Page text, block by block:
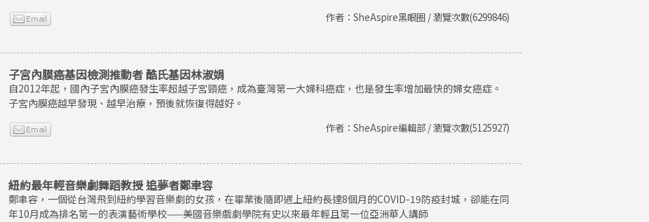
作者：SheAspire黑眼圈 / 瀏覽次數(6299846)
子宮內膜癌基因檢測推動者 酷氏基因林淑娟
自2012年起，國內子宮內膜癌發生率超越子宮頸癌，成為臺灣第一大婦科癌症，也是發生率增加最快的婦女癌症。
子宮內膜癌越早發現、越早治療，預後就恢復得越好。
作者：SheAspire編輯部 / 瀏覽次數(5125927)
紐約最年輕音樂劇舞蹈教授 追夢者鄭聿容
鄭聿容，一個從台灣飛到紐約學習音樂劇的女孩，在畢業後隨即遇上紐約長達8個月的COVID-19防疫封城，卻能在同
年10月成為排名第一的表演藝術學校——美國音樂戲劇學院有史以來最年輕且第一位亞洲華人講師